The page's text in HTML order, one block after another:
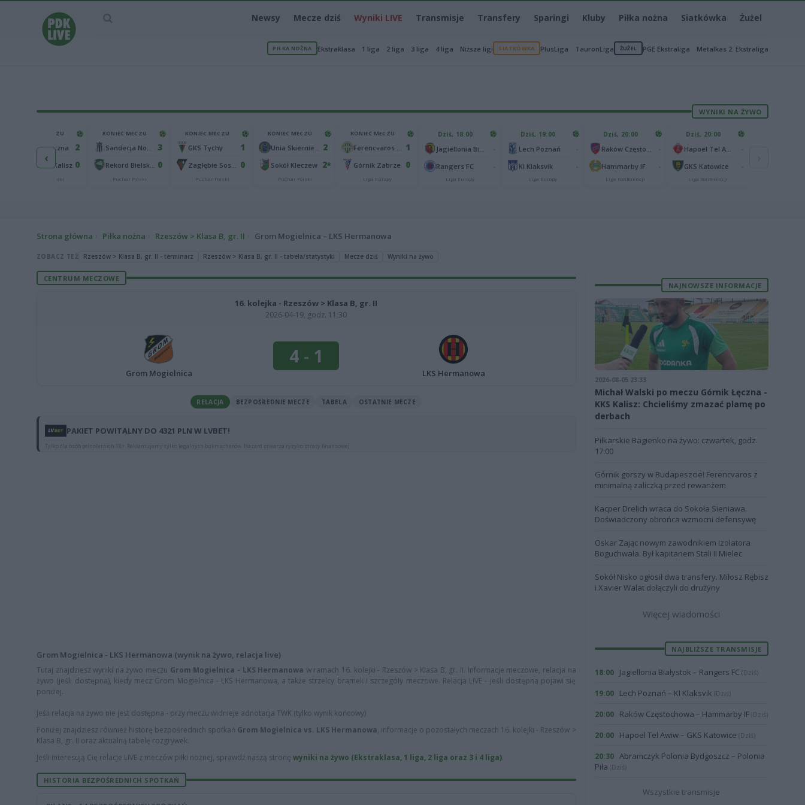
Newsy Mecze dziś Wyniki LIVE Transmisje Transfery Sparingi Kluby Piłka nożna Siatkówka Żużel
PIŁKA NOŻNA Ekstraklasa 1 liga 2 liga 3 liga 4 liga Niższe ligi SIATKÓWKA PlusLiga TauronLiga ŻUŻEL PGE Ekstraliga Metalkas 2. Ekstraliga
WYNIKI NA ŻYWO
‹
KONIEC MECZU
Górnik Łęczna 2
KKS 1925 Kalisz 0
Puchar Polski
KONIEC MECZU
3
0
Puchar Polski
KONIEC MECZU
GKS Tychy 1
0
Puchar Polski
KONIEC MECZU
2
Sokół Kleczew 2*
Puchar Polski
KONIEC MECZU
1
Górnik Zabrze 0
Liga Europy
Dziś, 18:00
Rangers FC
Liga Europy
Dziś, 19:00
Lech Poznań
KI Klaksvik
Liga Europy
Dziś, 20:00
Hammarby IF
Liga Konferencji
Dziś, 20:00
GKS Katowice
Liga Konferencji
Strona główna Piłka nożna Rzeszów > Klasa B, gr. II Grom Mogielnica – LKS Hermanowa
ZOBACZ TEŻ Rzeszów > Klasa B, gr. II - terminarz Rzeszów > Klasa B, gr. II - tabela/statystyki Mecze dziś Wyniki na żywo
CENTRUM MECZOWE
16. kolejka - Rzeszów > Klasa B, gr. II
2026-04-19, godz. 11:30
Grom Mogielnica
4 - 1
LKS Hermanowa
RELACJA BEZPOŚREDNIE MECZE TABELA OSTATNIE MECZE
PAKIET POWITALNY DO 4321 PLN W LVBET!
Tylko dla osób pełnoletnich 18+. Reklamujemy tylko legalnych bukmacherów. Hazard stwarza ryzyko straty finansowej.
Grom Mogielnica - LKS Hermanowa (wynik na żywo, relacja live)
Tutaj znajdziesz wyniki na żywo meczu Grom Mogielnica - LKS Hermanowa w ramach 16. kolejki - Rzeszów > Klasa B, gr. II. Informacje meczowe, relacja na
żywo (jeśli dostępna), kiedy mecz Grom Mogielnica - LKS Hermanowa, a także strzelcy bramek i szczegóły meczowe. Relacja LIVE - jeśli dostępna pojawi się
poniżej.
Jeśli relacja na żywo nie jest dostępna - przy meczu widnieje adnotacja TWK (tylko wynik końcowy)
Poniżej znajdziesz również historę bezpośrednich spotkań Grom Mogielnica vs. LKS Hermanowa, informacje o pozostałych meczach 16. kolejki - Rzeszów >
Klasa B, gr. II oraz aktualną tabelę rozgrywek.
Jeśli interesują Cię relacje LIVE z meczów piłki nożnej, sprawdź naszą stronę wyniki na żywo (Ekstraklasa, 1 liga, 2 liga oraz 3 i 4 liga).
HISTORIA BEZPOŚREDNICH SPOTKAŃ
NAJNOWSZE INFORMACJE
2026-08-05 23:33
Michał Walski po meczu Górnik Łęczna -
KKS Kalisz: Chcieliśmy zmazać plamę po
derbach
Piłkarskie Bagienko na żywo: czwartek, godz.
17:00
Górnik gorszy w Budapeszcie! Ferencvaros z
minimalną zaliczką przed rewanżem
Kacper Drelich wraca do Sokoła Sieniawa.
Doświadczony obrońca wzmocni defensywę
Oskar Zając nowym zawodnikiem Izolatora
Boguchwała. Był kapitanem Stali II Mielec
Sokół Nisko ogłosił dwa transfery. Miłosz Rębisz
i Xavier Walat dołączyli do drużyny
Więcej wiadomości
NAJBLIŻSZE TRANSMISJE
18:00 Jagiellonia Białystok – Rangers FC (Dziś)
19:00 Lech Poznań – KI Klaksvik (Dziś)
20:00 Raków Częstochowa – Hammarby IF (Dziś)
20:00 Hapoel Tel Awiw – GKS Katowice (Dziś)
20:30 Abramczyk Polonia Bydgoszcz – Polonia
Piła (Dziś)
Wszystkie transmisje